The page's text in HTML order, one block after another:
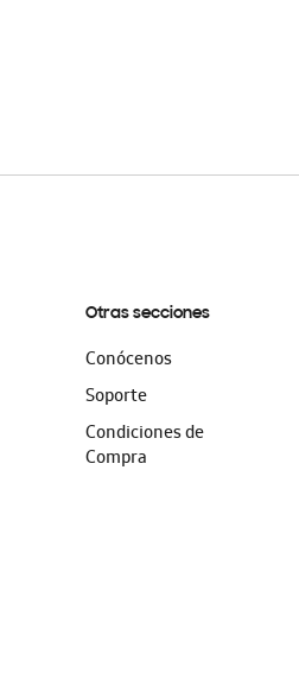
Otras secciones
Conócenos
Soporte
Condiciones de
Compra